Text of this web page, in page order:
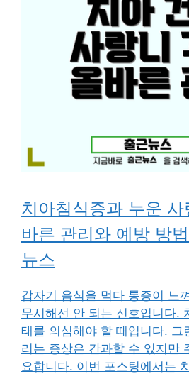
치아침식증과 누운
바른 관리와 예방 방
뉴스
갑자기 음식을 먹다 통증이 느
무시해선 안 되는 신호입니다.
태를 의심해야 할 때입니다. 그
리는 증상은 간과할 수 있지만
요합니다. 이번 포스팅에서는